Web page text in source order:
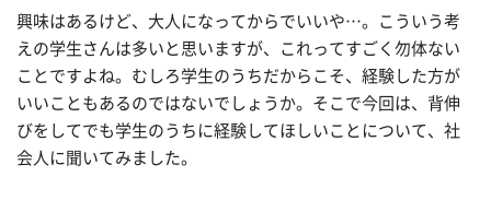
興味はあるけど、大人になってからでいいや…。こういう考
えの学生さんは多いと思いますが、これってすごく勿体ない
ことですよね。むしろ学生のうちだからこそ、経験した方が
いいこともあるのではないでしょうか。そこで今回は、背伸
びをしてでも学生のうちに経験してほしいことについて、社
会人に聞いてみました。